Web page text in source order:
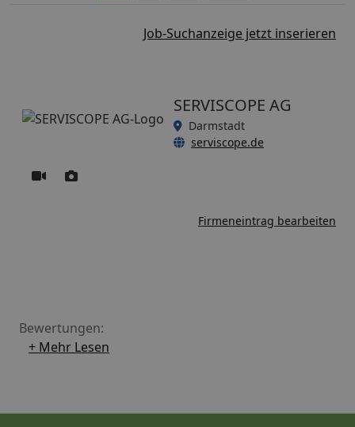
Job-Suchanzeige jetzt inserieren
SERVISCOPE AG
Darmstadt
serviscope.de
Firmeneintrag bearbeiten
Bewertungen:
+ Mehr Lesen